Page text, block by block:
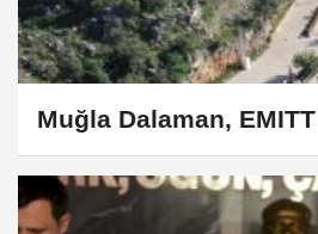
Muğla Dalaman, EMITT